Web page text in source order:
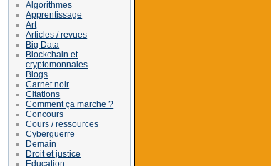
Algorithmes
Apprentissage
Art
Articles / revues
Big Data
Blockchain et
cryptomonnaies
Blogs
Carnet noir
Citations
Comment ça marche ?
Concours
Cours / ressources
Cyberguerre
Demain
Droit et justice
Education